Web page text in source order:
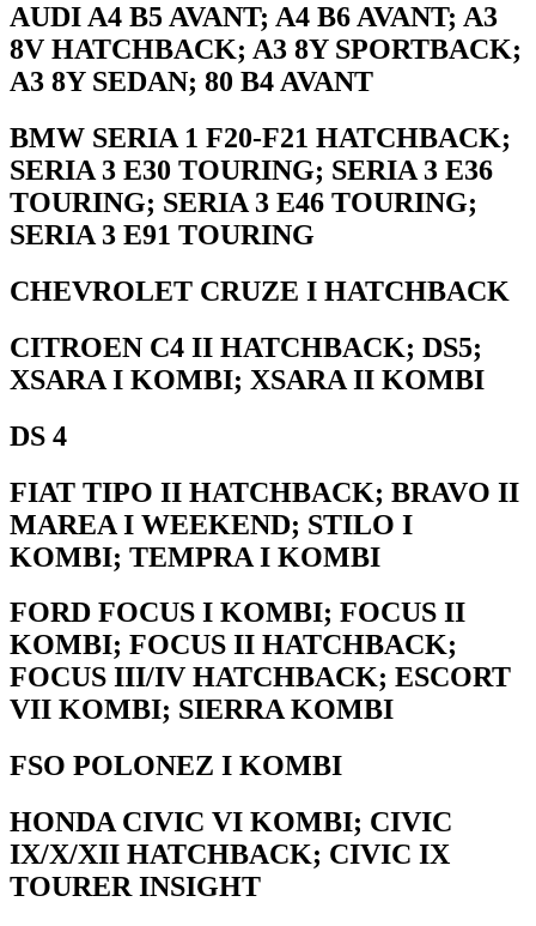
AUDI A4 B5 AVANT; A4 B6 AVANT; A3
8V HATCHBACK; A3 8Y SPORTBACK;
A3 8Y SEDAN; 80 B4 AVANT
BMW SERIA 1 F20-F21 HATCHBACK;
SERIA 3 E30 TOURING; SERIA 3 E36
TOURING; SERIA 3 E46 TOURING;
SERIA 3 E91 TOURING
CHEVROLET CRUZE I HATCHBACK
CITROEN C4 II HATCHBACK; DS5;
XSARA I KOMBI; XSARA II KOMBI
DS 4
FIAT TIPO II HATCHBACK; BRAVO II
MAREA I WEEKEND; STILO I
KOMBI; TEMPRA I KOMBI
FORD FOCUS I KOMBI; FOCUS II
KOMBI; FOCUS II HATCHBACK;
FOCUS III/IV HATCHBACK; ESCORT
VII KOMBI; SIERRA KOMBI
FSO POLONEZ I KOMBI
HONDA CIVIC VI KOMBI; CIVIC
IX/X/XII HATCHBACK; CIVIC IX
TOURER INSIGHT